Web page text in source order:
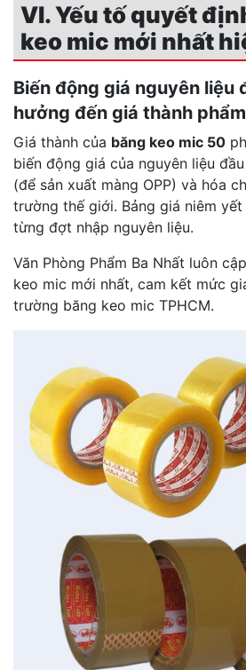
VI. Yếu tố quyết
keo mic mới nhất
Biến động giá nguyên liệu
hưởng đến giá thành phẩm
Giá thành của băng keo mic 50
biến động giá của nguyên liệu
(để sản xuất màng OPP) và hóa
trường thế giới. Bảng giá niêm
từng đợt nhập nguyên liệu.
Văn Phòng Phẩm Ba Nhất luôn
keo mic mới nhất, cam kết mức
trường băng keo mic TPHCM.